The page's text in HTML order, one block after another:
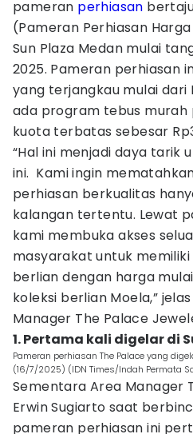
pameran perhiasan
(Pameran Perhiasan
Sun Plaza Medan mulai
2025. Pameran perhiasan
yang terjangkau mulai dari
ada program tebus murah
kuota terbatas sebesar
“Hal ini menjadi daya tarik
ini. Kami ingin
perhiasan berkualitas
kalangan tertentu. Lewat
kami membuka akses
masyarakat untuk
berlian dengan harga
koleksi berlian Moela,”
Manager The Palace
1. Pertama kali digelar di
Pameran perhiasan The Palace yang
(16/7/2025) (IDN Times/Indah Permata
Sementara Area Manager
Erwin Sugiarto saat
pameran perhiasan ini